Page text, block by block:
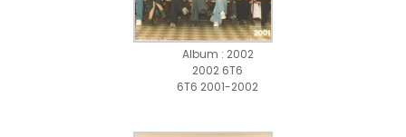
Album : 2002
2002 6T6
6T6 2001-2002